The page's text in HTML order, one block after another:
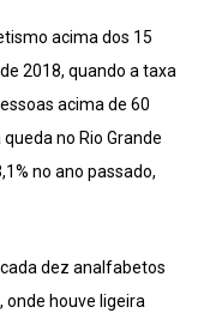
acima dos 15
2018, quando a taxa
acima de 60
no Rio Grande
no ano passado,
dez analfabetos
onde houve ligeira